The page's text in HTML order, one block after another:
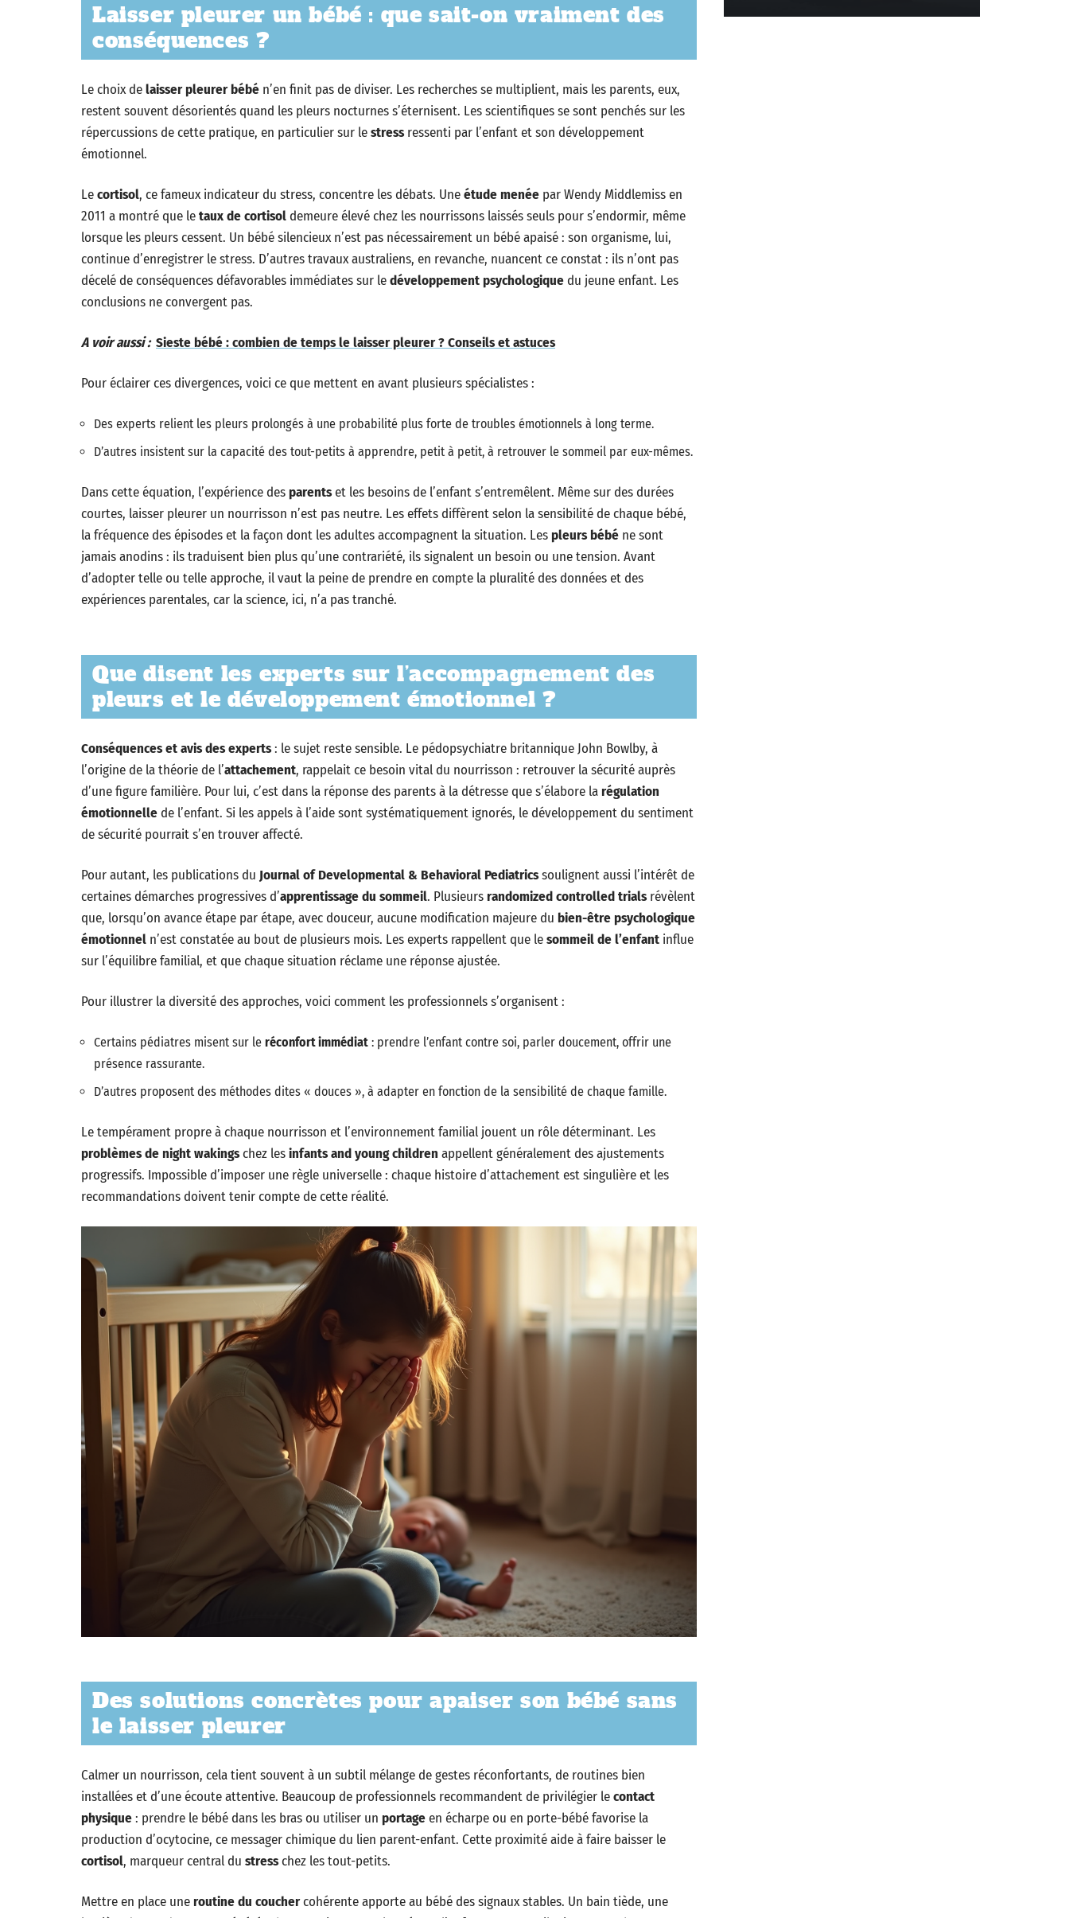
Laisser pleurer un bébé : que sait-on vraiment des
conséquences ?
Le choix delaisser pleurer bébé n’en finit pas de diviser. Les recherches se multiplient, mais les parents, eux,
restent souvent désorientés quand les pleurs nocturnes s’éternisent. Les scientifiques se sont penchés sur les
répercussions de cette pratique, en particulier sur lestressressenti par l’enfant et son développement
émotionnel.
Lecortisol, ce fameux indicateur du stress, concentre les débats. Uneétude menée par Wendy Middlemiss en
2011 a montré que letaux de cortisoldemeure élevé chez les nourrissons laissés seuls pour s’endormir, même
lorsque les pleurs cessent. Un bébé silencieux n’est pas nécessairement un bébé apaisé : son organisme, lui,
continue d’enregistrer le stress. D’autres travaux australiens, en revanche, nuancent ce constat : ils n’ont pas
décelé de conséquences défavorables immédiates sur ledéveloppement psychologiquedu jeune enfant. Les
conclusions ne convergent pas.
A voir aussi : Sieste bébé : combien de temps le laisser pleurer ? Conseils et astuces
Pour éclairer ces divergences, voici ce que mettent en avant plusieurs spécialistes :
Des experts relient les pleurs prolongés à une probabilité plus forte de troubles émotionnels à long terme.
D’autres insistent sur la capacité des tout-petits à apprendre, petit à petit, à retrouver le sommeil par eux-mêmes.
Dans cette équation, l’expérience desparentset les besoins de l’enfant s’entremêlent. Même sur des durées
courtes, laisser pleurer un nourrisson n’est pas neutre. Les effets diffèrent selon la sensibilité de chaque bébé,
la fréquence des épisodes et la façon dont les adultes accompagnent la situation. Lespleurs bébé ne sont
jamais anodins : ils traduisent bien plus qu’une contrariété, ils signalent un besoin ou une tension. Avant
d’adopter telle ou telle approche, il vaut la peine de prendre en compte la pluralité des données et des
expériences parentales, car la science, ici, n’a pas tranché.
Que disent les experts sur l’accompagnement des
pleurs et le développement émotionnel ?
Conséquences et avis des experts: le sujet reste sensible. Le pédopsychiatre britannique John Bowlby, à
l’origine de la théorie de l’attachement, rappelait ce besoin vital du nourrisson : retrouver la sécurité auprès
d’une figure familière. Pour lui, c’est dans la réponse des parents à la détresse que s’élabore larégulation
émotionnellede l’enfant. Si les appels à l’aide sont systématiquement ignorés, le développement du sentiment
de sécurité pourrait s’en trouver affecté.
Pour autant, les publications du Journal of Developmental & Behavioral Pediatricssoulignent aussi l’intérêt de
certaines démarches progressives d’apprentissage du sommeil. Plusieursrandomized controlled trialsrévèlent
que, lorsqu’on avance étape par étape, avec douceur, aucune modification majeure du bien-être psychologique
émotionnel n’est constatée au bout de plusieurs mois. Les experts rappellent que lesommeil de l’enfant influe
sur l’équilibre familial, et que chaque situation réclame une réponse ajustée.
Pour illustrer la diversité des approches, voici comment les professionnels s’organisent :
Certains pédiatres misent sur le réconfort immédiat : prendre l’enfant contre soi, parler doucement, offrir une
présence rassurante.
D’autres proposent des méthodes dites « douces », à adapter en fonction de la sensibilité de chaque famille.
Le tempérament propre à chaque nourrisson et l’environnement familial jouent un rôle déterminant. Les
problèmes de night wakingschez lesinfants and young children appellent généralement des ajustements
progressifs. Impossible d’imposer une règle universelle : chaque histoire d’attachement est singulière et les
recommandations doivent tenir compte de cette réalité.
Des solutions concrètes pour apaiser son bébé sans
le laisser pleurer
Calmer un nourrisson, cela tient souvent à un subtil mélange de gestes réconfortants, de routines bien
installées et d’une écoute attentive. Beaucoup de professionnels recommandent de privilégier lecontact
physique: prendre le bébé dans les bras ou utiliser un portageen écharpe ou en porte-bébé favorise la
production d’ocytocine, ce messager chimique du lien parent-enfant. Cette proximité aide à faire baisser le
cortisol, marqueur central du stresschez les tout-petits.
Mettre en place uneroutine du couchercohérente apporte au bébé des signaux stables. Un bain tiède, une